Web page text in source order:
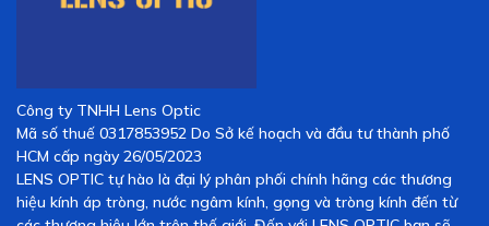
Công ty TNHH Lens Optic
Mã số thuế 0317853952 Do Sở kế hoạch và đầu tư thành phố
HCM cấp ngày 26/05/2023
LENS OPTIC tự hào là đại lý phân phối chính hãng các thương
hiệu kính áp tròng, nước ngâm kính, gọng và tròng kính đến từ